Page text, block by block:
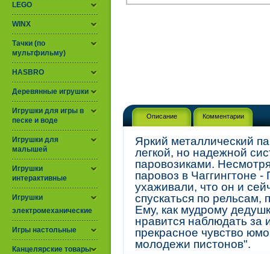
LEGO
WINX
Тачки (по
мультфильму)
HASBRO
Деревянные игрушки
Игрушки для игры в
песке и воде
Игрушки для
малышей
Игрушки
интерактивные
Игрушки
электромеханические
Игры настольные
Канцелярские товары
Описание Комментарии
Яркий металлический
легкой, но надежной
паровозиками.
паровоз в Чаггингтоне
ухаживали, что он и
спускаться по
Ему, как мудрому
нравится наблюдать за
прекрасное чувство
молодежи пистонов".